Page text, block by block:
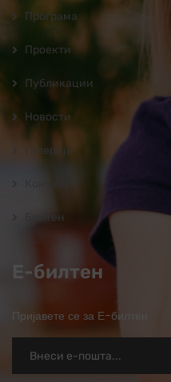
Програмa
Проекти
Публикации
Новости
Галерија
Билтен
Е-билтен
Пријавете се за Е-билтен